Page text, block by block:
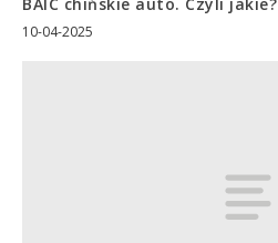
BAIC chińskie auto. Czyli jakie?
10-04-2025